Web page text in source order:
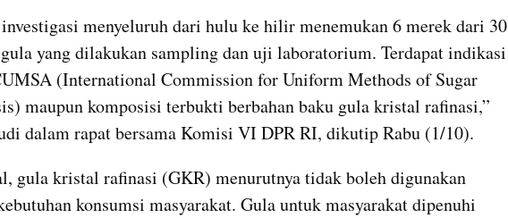
menyeluruh dari hulu ke hilir menemukan 6 merek dari 30
yang dilakukan sampling dan uji laboratorium. Terdapat indikasi
(International Commission for Uniform Methods of Sugar
maupun komposisi terbukti berbahan baku gula kristal rafinasi,”
dalam rapat bersama Komisi VI DPR RI, dikutip Rabu (1/10).
gula kristal rafinasi (GKR) menurutnya tidak boleh digunakan
konsumsi masyarakat. Gula untuk masyarakat dipenuhi